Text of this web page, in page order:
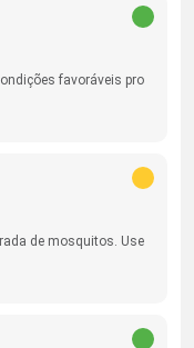
favoráveis pro
de mosquitos. Use